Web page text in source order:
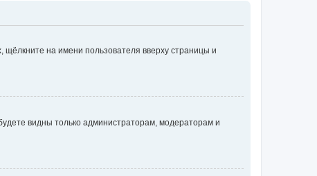
на имени пользователя вверху страницы и
видны только администраторам, модераторам и